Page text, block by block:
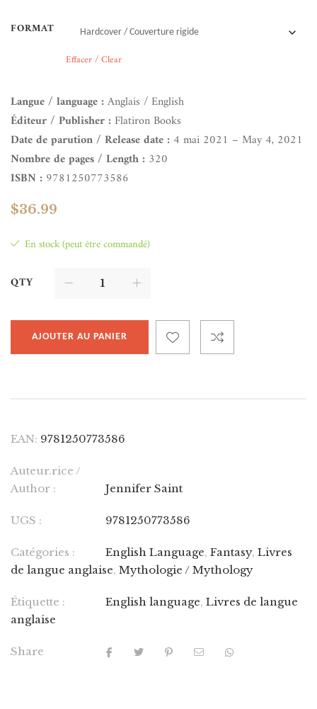
FORMAT
Effacer / Clear
Langue / language :Anglais / English
Éditeur / Publisher : Flatiron Books
Date de parution / Release date : 4 mai 2021 – May 4, 2021
Nombre de pages / Length : 320
ISBN : 9781250773586
$36.99
En stock (peut être commandé)
QTY
AJOUTER AU PANIER
EAN: 9781250773586
Auteur.rice /
Author :
Jennifer Saint
UGS : 9781250773586
Catégories : English Language, Fantasy, Livres
de langue anglaise, Mythologie / Mythology
Étiquette : English language, Livres de langue
anglaise
Share